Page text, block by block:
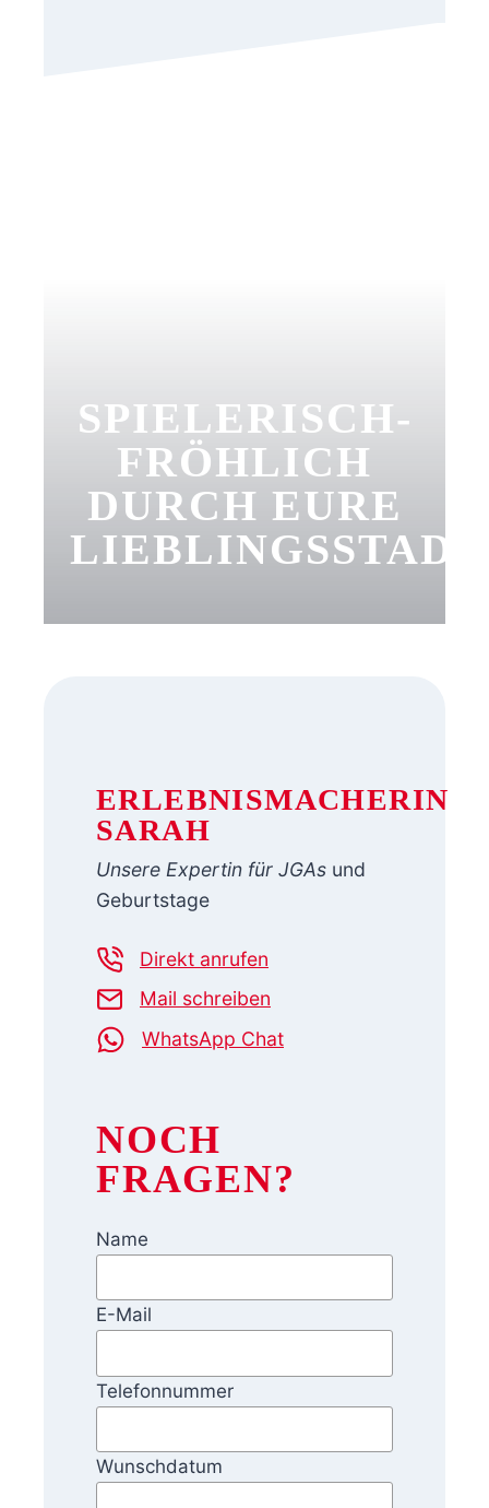
SPIELERISCH-
FRÖHLICH
DURCH EURE
ERLEBNISMACHERIN
SARAH
Unsere Expertin für JGAs und
Geburtstage
Direkt anrufen
Mail schreiben
WhatsApp Chat
NOCH
FRAGEN?
Name
E-Mail
Telefonnummer
Wunschdatum